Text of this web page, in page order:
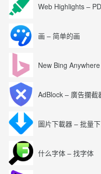
画 – 简单的画
AdBlock – 廣告攔截
什么字体 – 找字体